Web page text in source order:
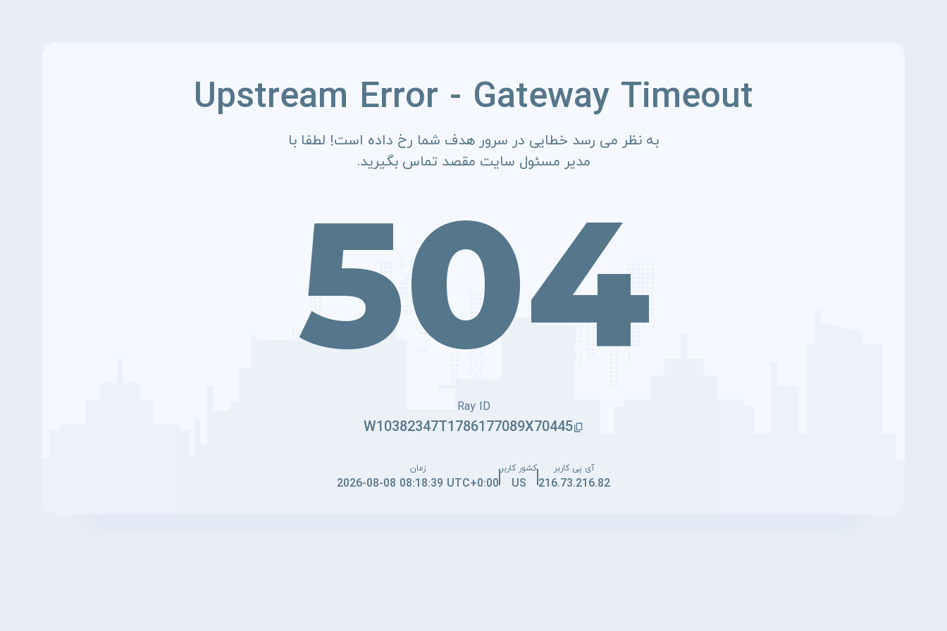
Upstream Error - Gateway Timeout
به نظر می رسد خطایی در سرور هدف شما رخ داده است! لطفا با
مدیر مسئول سایت مقصد تماس بگیرید.
504
Ray ID
W10382347T1786177089X70445
آی پی کاربر
216.73.216.82
کشور کاربر
US
زمان
2026-08-08 08:18:39 UTC+0:00